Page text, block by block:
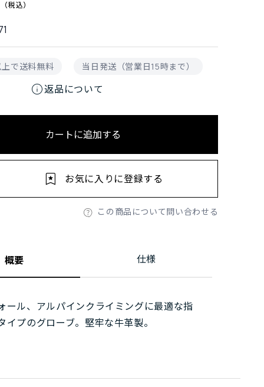
で送料無料 当日発送（営業日15時まで）
info返品について
カートに追加する
この商品について問い合わせる
お気に入りに登録する
概要 仕様
ール、アルパインクライミングに最適な指
イプのグローブ。堅牢な牛革製。